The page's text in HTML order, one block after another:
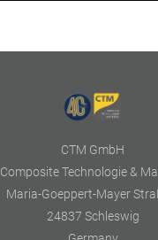
CTM GmbH
Composite Technologie &
Maria-Goeppert-Mayer
24837 Schleswig